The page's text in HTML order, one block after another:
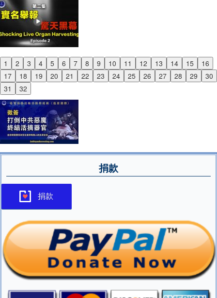
1 2 3 4 5 6 7 8 9 10 11 12 13 14 15
16
17
18 19 20 21 22 23 24 25 26 27 28 29
30
31
32
Previous
Next
捐款
捐款